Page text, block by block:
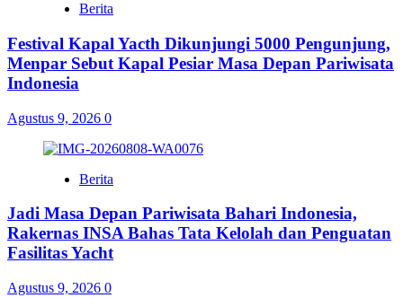
Berita
Festival Kapal Yacth Dikunjungi 5000 Pengunjung,
Menpar Sebut Kapal Pesiar Masa Depan Pariwisata
Indonesia
Agustus 9, 2026 0
Berita
Jadi Masa Depan Pariwisata Bahari Indonesia,
Rakernas INSA Bahas Tata Kelolah dan Penguatan
Fasilitas Yacht
Agustus 9, 2026 0